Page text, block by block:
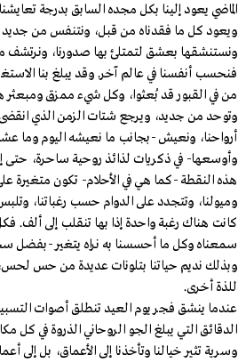
الماضي يعود إلينا بكل مجده السابق بدرجة
ويعود كل ما فقدناه من قبل، ونتنفس من جديد
ونستنشقها بعشق لتمتلئ بها صدورنا، ونرتشف من
فنحسب أنفسنا في عالم آخر. وقد يبلغ بنا
من في القبور قد بُعثوا، وكل شيء ممزق
وتوحد من جديد، ويرجع شتات الزمن الذي
أرواحنا، ونعيش -بجانب ما نعيشه اليوم وما
وأوسعها- في ذكريات لذائذ روحية ساحرة، حتى
هذه النقطة -كما هي في الأحلام- تكون متغيرة
وميولنا، وتتجدد على الدوام حسب رغباتنا،
كانت هناك رغبة واحدة إذا بها تنقلب إلى ألف.
سمعناه وكل ما أحسسنا به نراه يتغير -
وبذلك نديم حياتنا بتلونات عديدة من حس
للذة أخرى.
عندما ينشق فجر يوم العيد تنطلق أصوات
الدقائق التي يبلغ الجو الروحاني الذروة في
وسرية تثير خيالنا وتأخذنا إلى الأعماق، بل إلى